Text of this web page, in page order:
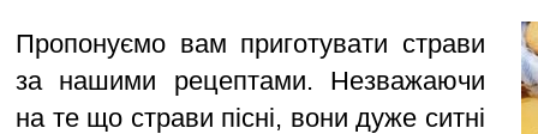
Пропонуємо вам приготувати страви
за нашими рецептами. Незважаючи
на те що страви пісні, вони дуже ситні